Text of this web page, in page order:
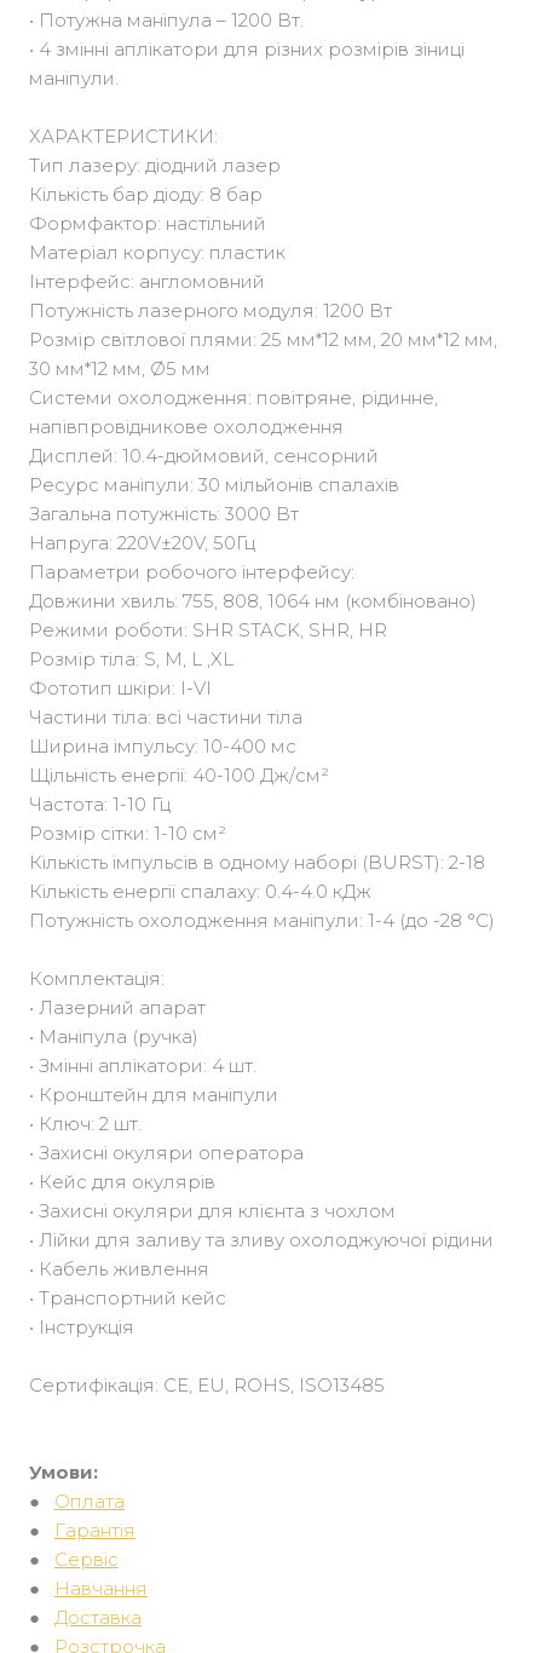
• Потужна маніпула – 1200 Вт.
• 4 змінні аплікатори для різних розмірів зіниці
маніпули.
ХАРАКТЕРИСТИКИ:
Тип лазеру: діодний лазер
Кількість бар діоду: 8 бар
Формфактор: настільний
Матеріал корпусу: пластик
Інтерфейс: англомовний
Потужність лазерного модуля: 1200 Вт
Розмір світлової плями: 25 мм*12 мм, 20 мм*12 мм,
30 мм*12 мм, Ø5 мм
Системи охолодження: повітряне, рідинне,
напівпровідникове охолодження
Дисплей: 10.4-дюймовий, сенсорний
Ресурс маніпули: 30 мільйонів спалахів
Загальна потужність: 3000 Вт
Напруга: 220V±20V, 50Гц
Параметри робочого інтерфейсу:
Довжини хвиль: 755, 808, 1064 нм (комбіновано)
Режими роботи: SHR STACK, SHR, HR
Розмір тіла: S, M, L ,XL
Фототип шкіри: I-VI
Частини тіла: всі частини тіла
Ширина імпульсу: 10-400 мс
Щільність енергії: 40-100 Дж/см²
Частота: 1-10 Гц
Розмір сітки: 1-10 см²
Кількість імпульсів в одному наборі (BURST): 2-18
Кількість енергії спалаху: 0.4-4.0 кДж
Потужність охолодження маніпули: 1-4 (до -28 °C)
Комплектація:
• Лазерний апарат
• Маніпула (ручка)
• Змінні аплікатори: 4 шт.
• Кронштейн для маніпули
• Ключ: 2 шт.
• Захисні окуляри оператора
• Кейс для окулярів
• Захисні окуляри для клієнта з чохлом
• Лійки для заливу та зливу охолоджуючої рідини
• Кабель живлення
• Транспортний кейс
• Інструкція
Сертифікація: CE, EU, ROHS, ISO13485
Умови:
● Оплата
●
Гарантія
● Сервіс
●
Навчання
●
Доставка
●
Розстрочка